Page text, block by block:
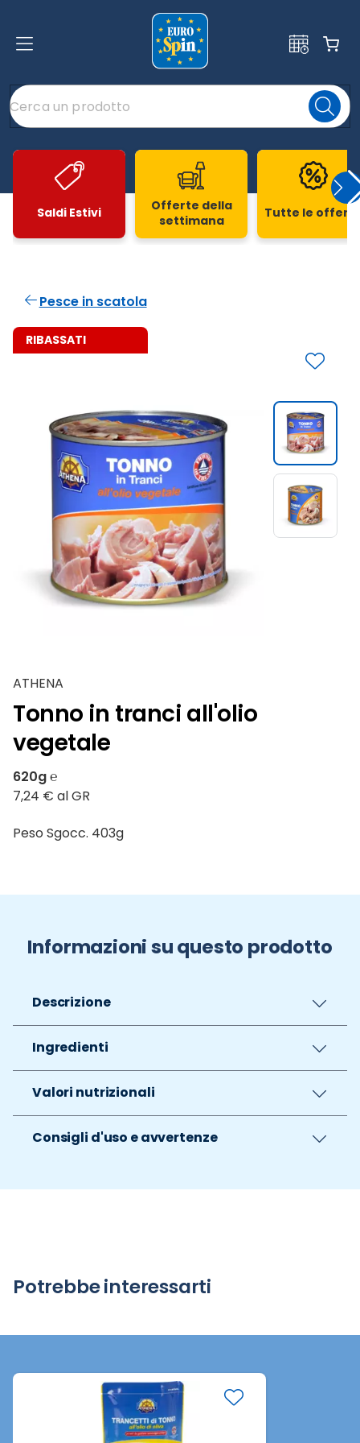
Saldi Estivi
Offerte della
settimana
Tutte le
Pesce in scatola
RIBASSATI
ATHENA
Tonno in tranci all'olio
vegetale
620g ℮
7,24 € al GR
Peso Sgocc. 403g
Informazioni su questo prodotto
Descrizione
Ingredienti
Valori nutrizionali
Consigli d'uso e avvertenze
Potrebbe interessarti